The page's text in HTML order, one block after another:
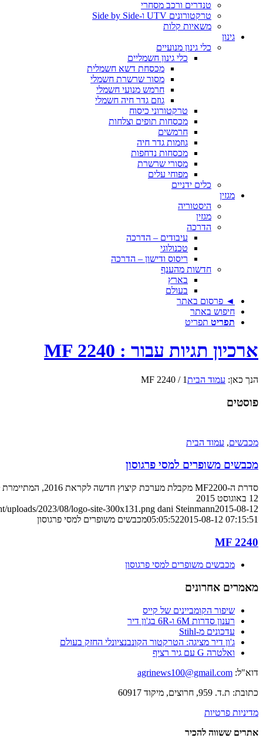
טנדרים ורכב מסחרי
טרקטורונים UTV ו-Side by Side
משאיות קלות
גינון
כלי גינון מנועיים
כלי גינון חשמליים
מכסחת דשא חשמלית
מסור שרשרת חשמלי
חרמש מנועי חשמלי
גוזם גדר חיה חשמלי
טרקטורוני כיסוח
מכסחות תופים וצלחות
חרמשים
גוזמות גדר חיה
מכסחות נדחפות
מסורי שרשרת
מפוחי עלים
כלים ידניים
מגזין
היסטוריה
מגזין
הדרכה
עיבודים – הדרכה
טכנולוגי
ריסוס ודישון – הדרכה
חדשות מהענף
בארץ
בעולם
◄ פרסום באתר
חיפוש באתר
תפריט תפריט
ארכיון תגיות עבור : MF 2240
הנך כאן: עמוד הבית1
/
MF 2240
פוסטים
מכבשים, עמוד הבית
מכבשים משופרים למסי פרגוסון
סדרת ה-MF2200 מקבלת מערכת קיצוץ חדשה לקראת 2016, המתיימרת לדאוג בעיקר לשלבים הבאים בשימוש בחבילות. הנה ההסבר
12 באוגוסט 2015
uploads/2023/08/logo-site-300x131.png dani Steinmann2015-08-12
05:05:522015-08-12 07:15:51 מכבשים משופרים למסי פרגוסון
MF 2240
מכבשים משופרים למסי פרגוסון
מאמרים אחרונים
שיפור הקומביינים של קייס
רענון סדרות 6M ו-6R בג'ון דיר
עדכונים מ-Stihl
ג'ון דיר מציגה: הטרקטור הקונבנציונלי החזק בעולם
ואלטרה G עם גיר רציף
דוא"ל: agrinews100@gmail.com
כתובת: ת.ד. 959, חרוצים, מיקוד 60917
מדיניות פרטיות
אתרים ששווה להכיר